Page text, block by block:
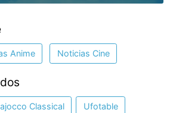
Anime Noticias Cine
Classical Ufotable